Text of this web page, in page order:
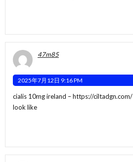
47m85
2025年7月12日 9:16 PM
cialis 10mg ireland –https://ciltadgn.com/
look like